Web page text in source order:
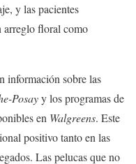
y las pacientes
arreglo floral como
información sobre las
Posayy los programas de
en Walgreens. Este
positivo tanto en las
Las pelucas que no